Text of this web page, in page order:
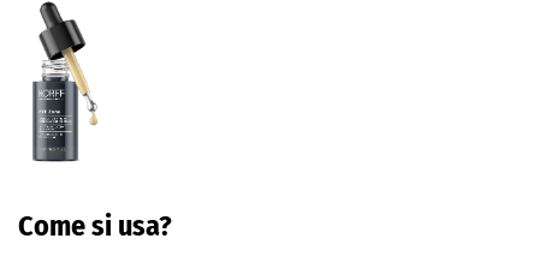
Come si usa?